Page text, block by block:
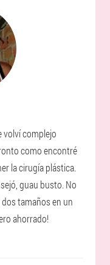
volví complejo
como encontré
la cirugía plástica.
guau busto. No
tamaños en un
ahorrado!